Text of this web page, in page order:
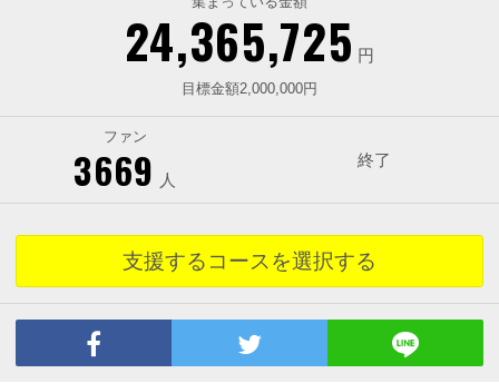
24,365,725 円
目標金額2,000,000円
ファン
3669 人
終了
支援するコースを選択する